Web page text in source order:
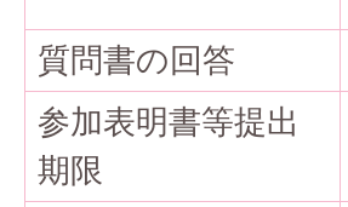
質問書の回答
参加表明書等提出
期限